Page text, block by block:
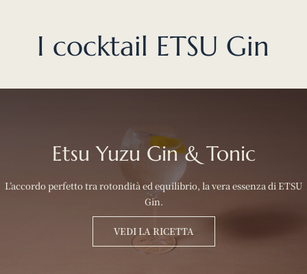
I cocktail ETSU Gin
Etsu Yuzu Gin & Tonic
L’accordo perfetto tra rotondità ed equilibrio, la vera essenza di ETSU
Gin.
VEDI LA RICETTA